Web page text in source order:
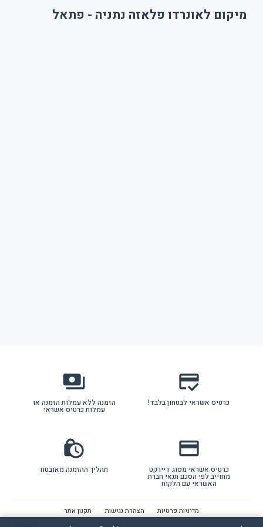
מיקום לאונרדו פלאזה נתניה - פתאל
credit_score
כרטיס אשראי לבטחון בלבד!
payments
הזמנה ללא עמלות הזמנה או
עמלות כרטיס אשראי
credit_card
כרטיס אשראי מסוג דיירקט
מחוייב לפי הסכם תנאי חברת
האשראי עם הלקוח
lock_clock
תהליך ההזמנה מאובטח
מדיניות פרטיות הצהרת נגישות תקנון אתר